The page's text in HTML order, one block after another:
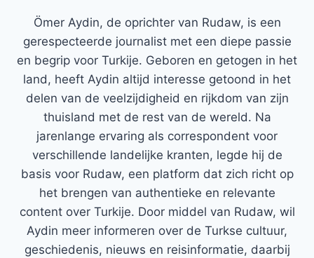
Ömer Aydin, de oprichter van Rudaw, is een
gerespecteerde journalist met een diepe passie
en begrip voor Turkije. Geboren en getogen in het
land, heeft Aydin altijd interesse getoond in het
delen van de veelzijdigheid en rijkdom van zijn
thuisland met de rest van de wereld. Na
jarenlange ervaring als correspondent voor
verschillende landelijke kranten, legde hij de
basis voor Rudaw, een platform dat zich richt op
het brengen van authentieke en relevante
content over Turkije. Door middel van Rudaw, wil
Aydin meer informeren over de Turkse cultuur,
geschiedenis, nieuws en reisinformatie, daarbij